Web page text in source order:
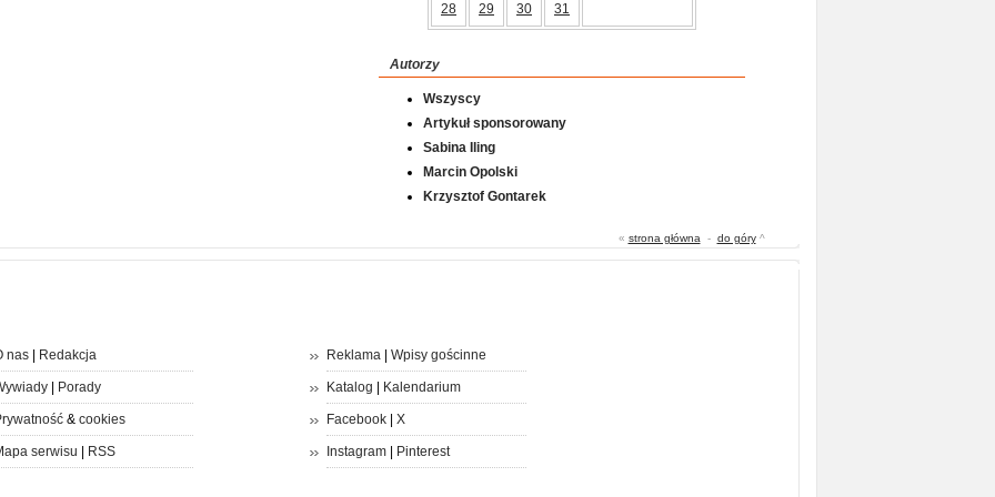
28 29 30 31
Autorzy
Wszyscy
Artykuł sponsorowany
Sabina Iling
Marcin Opolski
Krzysztof Gontarek
« strona główna - do góry^
nas| Redakcja
| Porady
& cookies
serwisu RSS
Reklama| Wpisy gościnne
Katalog Kalendarium
Facebook| X
Instagram| Pinterest